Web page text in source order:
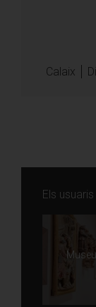
Contacte
Calaix
Els